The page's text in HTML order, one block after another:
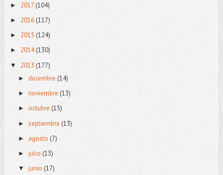
► 2017(104)
► 2016 (117)
► 2015 (124)
► 2014(130)
▼ 2013 (177)
► diciembre (14)
► noviembre (13)
► octubre (15)
► septiembre (13)
► agosto (7)
► julio (13)
▼ junio (17)